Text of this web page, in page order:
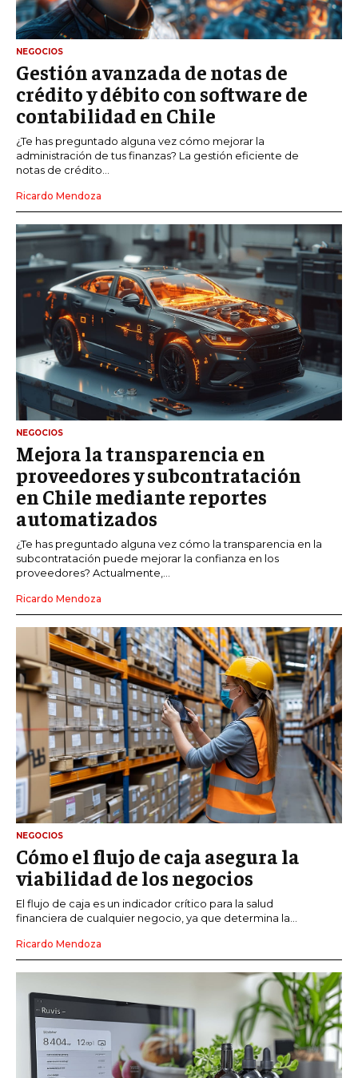
NEGOCIOS
Gestión avanzada de notas de
crédito y débito con software de
contabilidad en Chile
¿Te has preguntado alguna vez cómo mejorar la
administración de tus finanzas? La gestión eficiente de
notas de crédito...
Ricardo Mendoza
NEGOCIOS
Mejora la transparencia en
proveedores y subcontratación
en Chile mediante reportes
automatizados
¿Te has preguntado alguna vez cómo la transparencia en la
subcontratación puede mejorar la confianza en los
proveedores? Actualmente,...
Ricardo Mendoza
NEGOCIOS
Cómo el flujo de caja asegura la
viabilidad de los negocios
El flujo de caja es un indicador crítico para la salud
financiera de cualquier negocio, ya que determina la...
Ricardo Mendoza